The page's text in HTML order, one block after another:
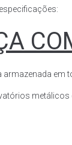
em